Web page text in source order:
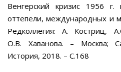
Венгерский кризис 1956 г.
оттепели, международных и
Редколлегия: А. Костриц,
О.В. Хаванова. – Москва;
История, 2018. – С.168